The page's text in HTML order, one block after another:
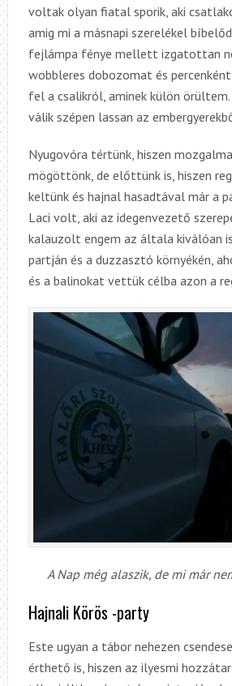
voltak olyan fiatal sporik, aki
amig mi a másnapi szerelékel
fejlámpa fénye mellett izgatottan
wobbleres dobozomat és
fel a csalikról, aminek külön örültem.
válik szépen lassan az
Nyugovóra tértünk, hiszen
mögöttönk, de előttünk is, hiszen
keltünk és hajnal hasadtával már a
Laci volt, aki az idegenvezető
kalauzolt engem az általa kiválóan
partján és a duzzasztó környékén,
és a balinokat vettük célba azon a
A Nap még alaszik, de mi már
Hajnali Körös -party
Este ugyan a tábor nehezen
érthető is, hiszen az ilyesmi